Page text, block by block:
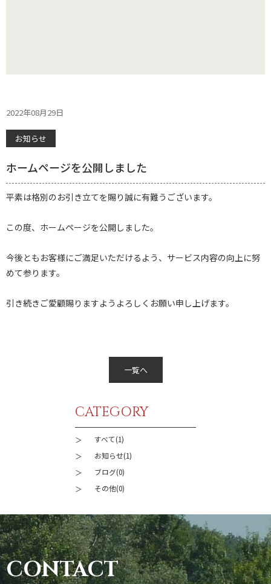
2022年08月29日
お知らせ
ホームページを公開しました
平素は格別のお引き立てを賜り誠に有難うございます。
この度、ホームページを公開しました。
今後ともお客様にご満足いただけるよう、サービス内容の向上に努
めて参ります。
引き続きご愛顧賜りますようよろしくお願い申し上げます。
一覧へ
CATEGORY
すべて(1)
お知らせ(1)
ブログ(0)
その他(0)
CONTACT